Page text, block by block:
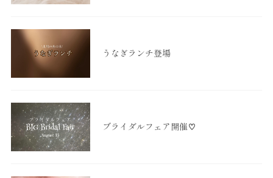
うなぎランチ登場
ブライダルフェア開催♡